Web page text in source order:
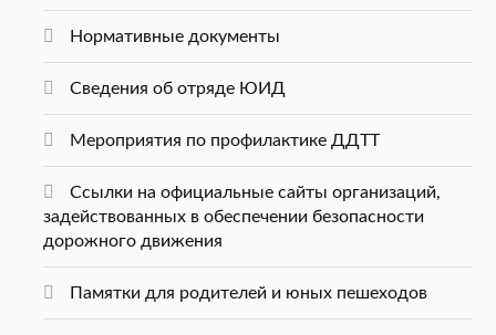
Нормативные документы
Сведения об отряде ЮИД
Мероприятия по профилактике ДДТТ
Ссылки на официальные сайты организаций,
задействованных в обеспечении безопасности
дорожного движения
Памятки для родителей и юных пешеходов